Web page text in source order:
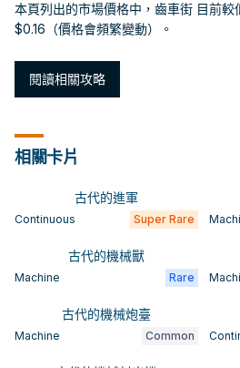
本頁列出的市場價格中，齒車街 目前
$0.16（價格會頻繁變動）。
閱讀相關攻略
相關卡片
古代的進軍
Continuous Super Rare
古代的機械獸
Machine Rare
古代的機械炮臺
Machine Common